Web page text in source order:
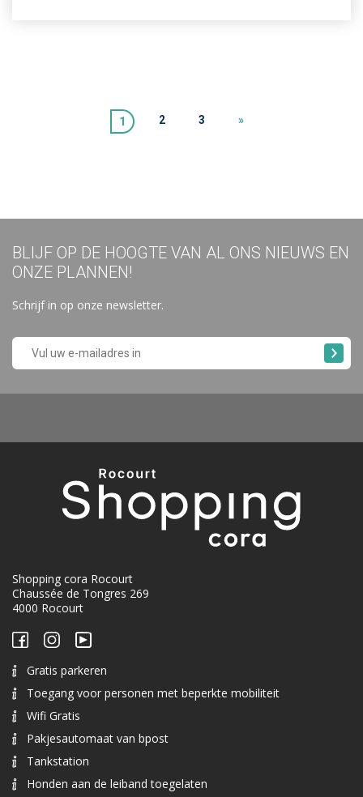
1 2 3 »
BLIJF OP DE HOOGTE VAN AL ONS NIEUWS EN
ONZE PLANNEN!
Schrijf in op onze newsletter.
Shopping cora Rocourt
Chaussée de Tongres 269
4000 Rocourt
Gratis parkeren
Toegang voor personen met beperkte mobiliteit
Wifi Gratis
Pakjesautomaat van bpost
Tankstation
Honden aan de leiband toegelaten